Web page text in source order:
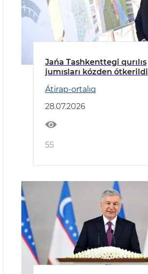
Jańa Tashkenttegi qurılıs
jumısları kózden ótkerildi
Átirap-ortalıq
28.07.2026
55